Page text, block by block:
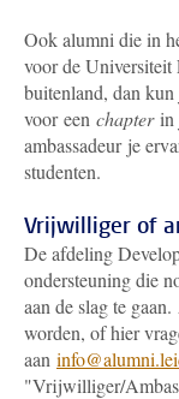
Ook alumni die in
voor de Universiteit
buitenland, dan
voor een chapterin
ambassadeur je
studenten.
Vrijwilliger of
De afdeling
ondersteuning die
aan de slag te
worden, of hier
aan
"Vrijwilliger/